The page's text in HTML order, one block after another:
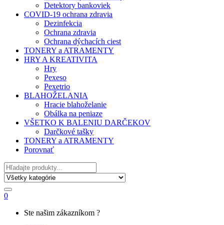
Detektory bankoviek
COVID-19 ochrana zdravia
Dezinfekcia
Ochrana zdravia
Ochrana dýchacích ciest
TONERY a ATRAMENTY
HRY A KREATIVITA
Hry
Pexeso
Pexetrio
BLAHOŽELANIA
Hracie blahoželanie
Obálka na peniaze
VŠETKO K BALENIU DARČEKOV
Darčkové tašky
TONERY a ATRAMENTY
Porovnať
Hľadať
0
Ste našim zákazníkom ?